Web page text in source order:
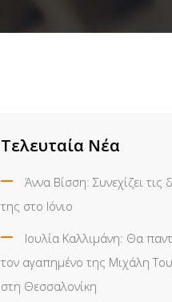
Τελευταία Νέα
Άννα Βίσση: Συνεχίζει τις
της στο Ιόνιο
Ιουλία Καλλιμάνη: Θα
τον αγαπημένο της Μιχάλη
στη Θεσσαλονίκη